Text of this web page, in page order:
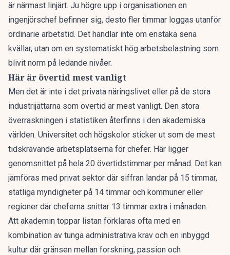
är närmast linjärt. Ju högre upp i organisationen en
ingenjörschef befinner sig, desto fler timmar loggas utanför
ordinarie arbetstid. Det handlar inte om enstaka sena
kvällar, utan om en systematiskt hög arbetsbelastning som
blivit norm på ledande nivåer.
Här är övertid mest vanligt
Men det är inte i det privata näringslivet eller på de stora
industrijättarna som övertid är mest vanligt. Den stora
överraskningen i statistiken återfinns i den akademiska
världen. Universitet och högskolor sticker ut som de mest
tidskrävande arbetsplatserna för chefer. Här ligger
genomsnittet på hela 20 övertidstimmar per månad. Det kan
jämföras med privat sektor där siffran landar på 15 timmar,
statliga myndigheter på 14 timmar och kommuner eller
regioner där cheferna snittar 13 timmar extra i månaden.
Att akademin toppar listan förklaras ofta med en
kombination av tunga administrativa krav och en inbyggd
kultur där gränsen mellan forskning, passion och